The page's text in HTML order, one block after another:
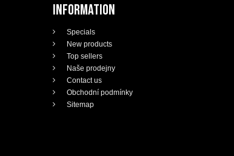
INFORMATION
Specials
New products
Top sellers
Naše prodejny
Contact us
Obchodní podmínky
Sitemap